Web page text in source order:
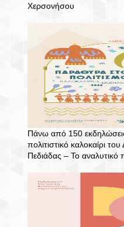
Χερσονήσου
Πάνω από 150
πολιτιστικό καλοκαίρι
Πεδιάδας – To